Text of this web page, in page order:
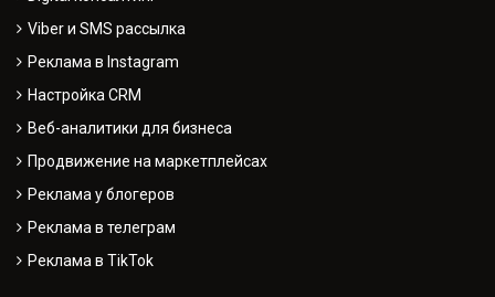
Viber и SMS рассылка
Реклама в Instagram
Настройка CRM
Веб-аналитики для бизнеса
Продвижение на маркетплейсах
Реклама у блогеров
Реклама в телеграм
Реклама в TikTok